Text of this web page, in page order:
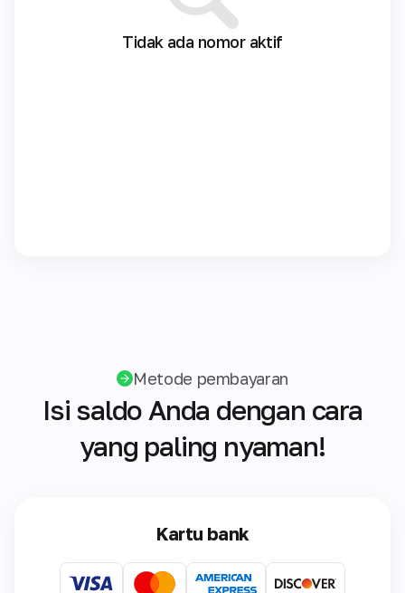
Tidak ada nomor aktif
Metode pembayaran
Isi saldo Anda dengan cara
yang paling nyaman!
Kartu bank